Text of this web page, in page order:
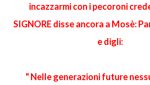
incazzarmi con i pecoroni
SIGNORE disse ancora a Mosè:
e digli:
" Nelle generazioni future